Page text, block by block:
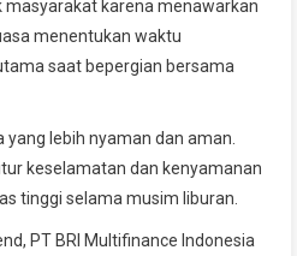
masyarakat karena menawarkan
menentukan waktu
saat bepergian bersama
lebih nyaman dan aman.
keselamatan dan kenyamanan
tinggi selama musim liburan.
PT BRI Multifinance Indonesia